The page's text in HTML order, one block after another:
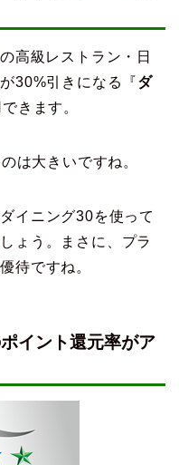
高級レストラン・日
30%引きになる『ダ
きます。
は大きいですね。
イニング30を使って
ょう。まさに、プラ
待ですね。
イント還元率がア